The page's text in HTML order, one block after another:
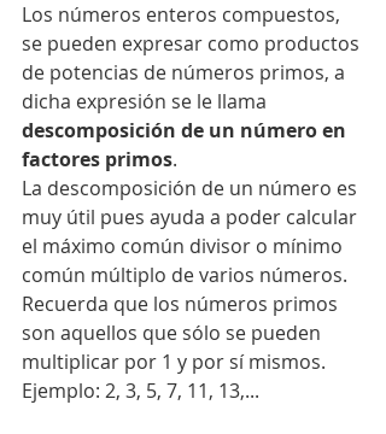
Los números enteros compuestos,
se pueden expresar como productos
de potencias de números primos, a
dicha expresión se le llama
descomposición de un número en
factores primos.
La descomposición de un número es
muy útil pues ayuda a poder calcular
el máximo común divisor o mínimo
común múltiplo de varios números.
Recuerda que los números primos
son aquellos que sólo se pueden
multiplicar por 1 y por sí mismos.
Ejemplo: 2, 3, 5, 7, 11, 13,...